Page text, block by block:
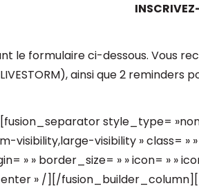
le formulaire ci-dessous. Vous
ainsi que 2 reminders
style_type=
visibility,large-visibility » class= »
» » border_size= » » icon= » »
» /][/